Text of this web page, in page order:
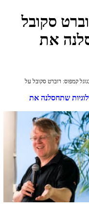
סקובל
את
קמפוס: רוברט סקובל על
שתחסלנה את